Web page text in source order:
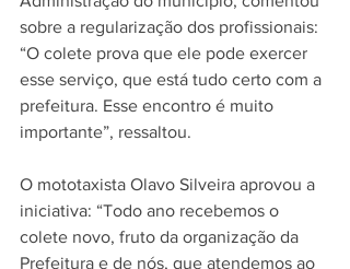
sobre a regularização dos profissionais:
“O colete prova que ele pode exercer
esse serviço, que está tudo certo com a
prefeitura. Esse encontro é muito
importante”, ressaltou.
O mototaxista Olavo Silveira aprovou a
iniciativa: “Todo ano recebemos o
colete novo, fruto da organização da
Prefeitura e de nós, que atendemos ao